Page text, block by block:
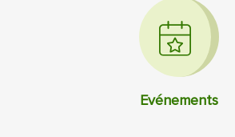
Evénements